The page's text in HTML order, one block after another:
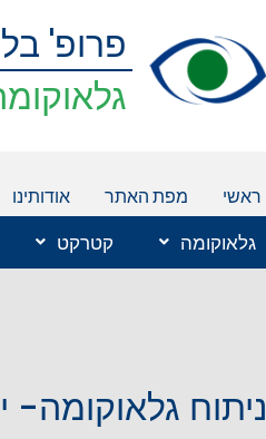
פרופ'
ראשי מפת האתר אודותינו
גלאוקומה קטרקט
ניתוח גלאוקומה- יום